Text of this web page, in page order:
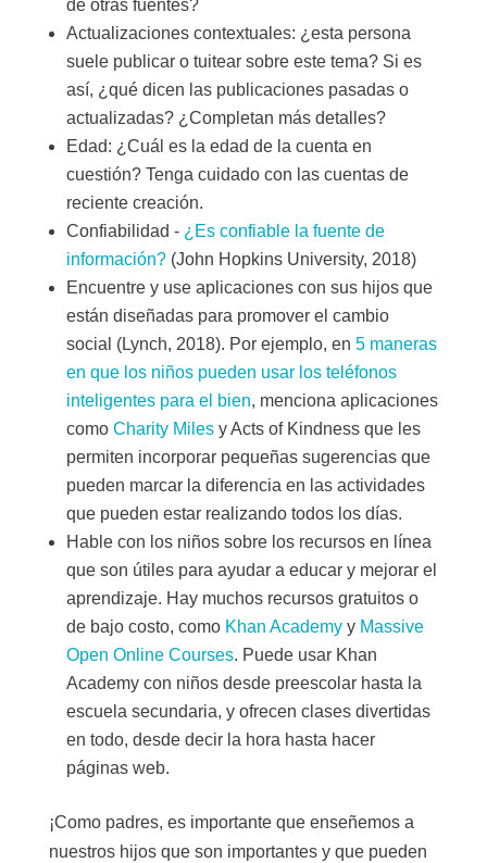
de otras fuentes?
Actualizaciones contextuales: ¿esta persona
suele publicar o tuitear sobre este tema? Si es
así, ¿qué dicen las publicaciones pasadas o
actualizadas? ¿Completan más detalles?
Edad: ¿Cuál es la edad de la cuenta en
cuestión? Tenga cuidado con las cuentas de
reciente creación.
Confiabilidad - ¿Es confiable la fuente de
información?(John Hopkins University, 2018)
Encuentre y use aplicaciones con sus hijos que
están diseñadas para promover el cambio
social (Lynch, 2018). Por ejemplo, en 5 maneras
en que los niños pueden usar los teléfonos
inteligentes para el bien, menciona aplicaciones
como Charity Milesy Acts of Kindness que les
permiten incorporar pequeñas sugerencias que
pueden marcar la diferencia en las actividades
que pueden estar realizando todos los días.
Hable con los niños sobre los recursos en línea
que son útiles para ayudar a educar y mejorar el
aprendizaje. Hay muchos recursos gratuitos o
de bajo costo, como Khan Academyy Massive
Open Online Courses. Puede usar Khan
Academy con niños desde preescolar hasta la
escuela secundaria, y ofrecen clases divertidas
en todo, desde decir la hora hasta hacer
páginas web.
¡Como padres, es importante que enseñemos a
nuestros hijos que son importantes y que pueden